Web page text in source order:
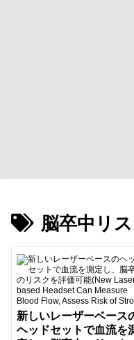
脳卒中リ
新しいレーザーベース
ヘッドセットで血流を